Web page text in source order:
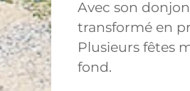
Avec son
transformé en
Plusieurs fêtes
fond.